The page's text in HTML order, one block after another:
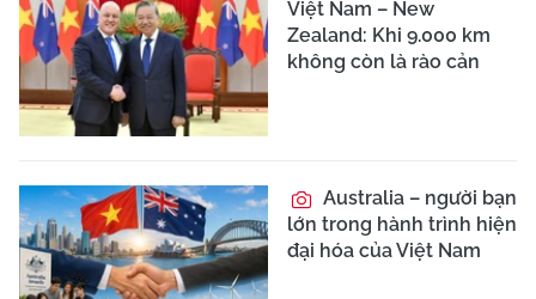
Việt Nam – New
Zealand: Khi 9.000 km
không còn là rào cản
Australia – người bạn
lớn trong hành trình hiện
đại hóa của Việt Nam